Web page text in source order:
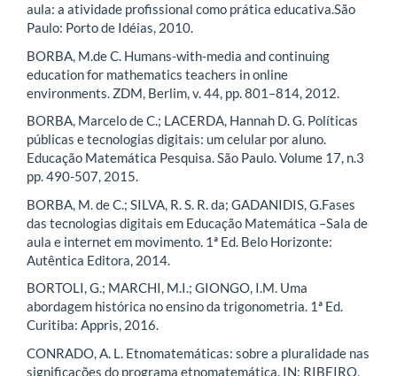
aula: a atividade profissional como prática educativa.São
Paulo: Porto de Idéias, 2010.
BORBA, M.de C. Humans-with-media and continuing
education for mathematics teachers in online
environments. ZDM, Berlim, v. 44, pp. 801–814, 2012.
BORBA, Marcelo de C.; LACERDA, Hannah D. G. Políticas
públicas e tecnologias digitais: um celular por aluno.
Educação Matemática Pesquisa. São Paulo. Volume 17, n.3
pp. 490-507, 2015.
BORBA, M. de C.; SILVA, R. S. R. da; GADANIDIS, G.Fases
das tecnologias digitais em Educação Matemática –Sala de
aula e internet em movimento. 1ª Ed. Belo Horizonte:
Autêntica Editora, 2014.
BORTOLI, G.; MARCHI, M.I.; GIONGO, I.M. Uma
abordagem histórica no ensino da trigonometria. 1ª Ed.
Curitiba: Appris, 2016.
CONRADO, A. L. Etnomatemáticas: sobre a pluralidade nas
significações do programa etnomatemática. IN: RIBEIRO,